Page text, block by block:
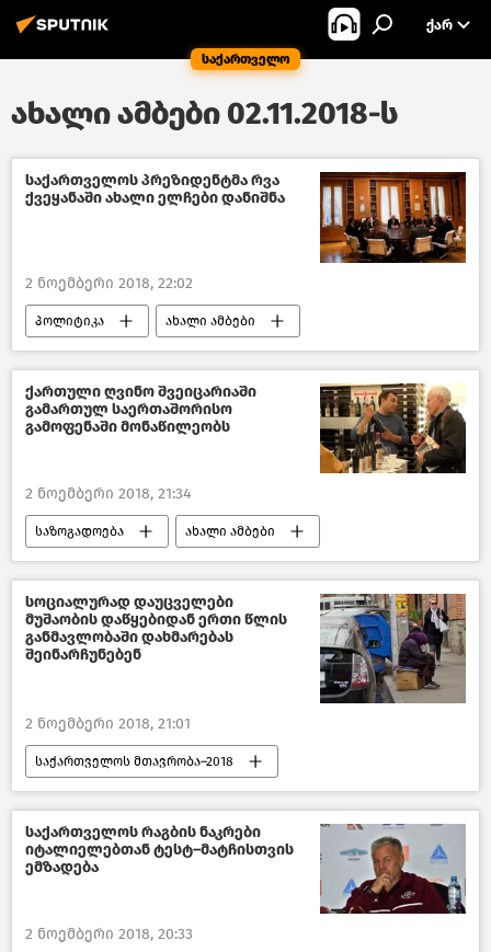
საქართველო
ᲥᲐᲠ
ახალი ამბები 02.11.2018-ს
საქართველოს პრეზიდენტმა რვა
ქვეყანაში ახალი ელჩები დანიშნა
2 ნოემბერი 2018, 22:02
პოლიტიკა ახალი ამბები
საქართველო
ქართული ღვინო შვეიცარიაში
გამართულ საერთაშორისო
გამოფენაში მონაწილეობს
2 ნოემბერი 2018, 21:34
საზოგადოება ახალი ამბები
საქართველო
სოციალურად დაუცველები
მუშაობის დაწყებიდან ერთი წლის
განმავლობაში დახმარებას
შეინარჩუნებენ
2 ნოემბერი 2018, 21:01
საქართველოს მთავრობა–2018
საზოგადოება ახალი ამბები
საქართველო
საქართველოს რაგბის ნაკრები
იტალიელებთან ტესტ–მატჩისთვის
ემზადება
2 ნოემბერი 2018, 20:33